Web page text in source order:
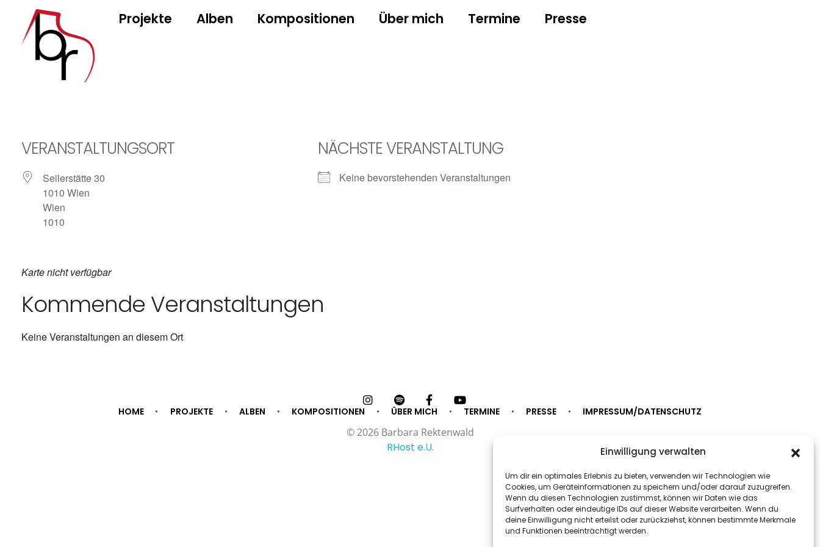
Einwilligung verwalten
Um dir ein optimales Erlebnis zu bieten, verwenden wir Technologien wie
Cookies, um Geräteinformationen zu speichern und/oder darauf zuzugreifen.
Wenn du diesen Technologien zustimmst, können wir Daten wie das
Surfverhalten oder eindeutige IDs auf dieser Website verarbeiten. Wenn du
deine Einwilligung nicht erteilst oder zurückziehst, können bestimmte Merkmale
und Funktionen beeinträchtigt werden.
Projekte Alben Kompositionen Über mich Termine Presse
VERANSTALTUNGSORT
Seilerstätte 30
1010 Wien
Wien
1010
NÄCHSTE VERANSTALTUNG
Keine bevorstehenden Veranstaltungen
Karte nicht verfügbar
Kommende Veranstaltungen
Keine Veranstaltungen an diesem Ort
HOME PROJEKTE ALBEN KOMPOSITIONEN ÜBER MICH TERMINE PRESSE IMPRESSUM/DATENSCHUTZ
© 2026 Barbara Rektenwald
RHost e.U.